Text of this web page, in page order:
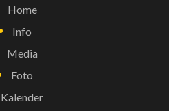
Home
Info
Media
Foto
Kalender